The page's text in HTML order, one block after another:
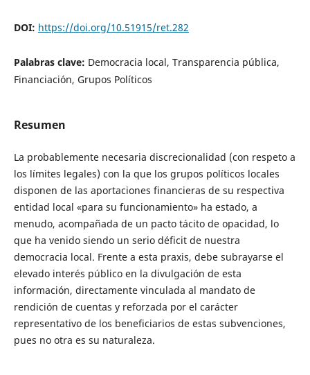
DOI: https://doi.org/10.51915/ret.282
Palabras clave: Democracia local, Transparencia pública,
Financiación, Grupos Políticos
Resumen
La probablemente necesaria discrecionalidad (con respeto a
los límites legales) con la que los grupos políticos locales
disponen de las aportaciones financieras de su respectiva
entidad local «para su funcionamiento» ha estado, a
menudo, acompañada de un pacto tácito de opacidad, lo
que ha venido siendo un serio déficit de nuestra
democracia local. Frente a esta praxis, debe subrayarse el
elevado interés público en la divulgación de esta
información, directamente vinculada al mandato de
rendición de cuentas y reforzada por el carácter
representativo de los beneficiarios de estas subvenciones,
pues no otra es su naturaleza.